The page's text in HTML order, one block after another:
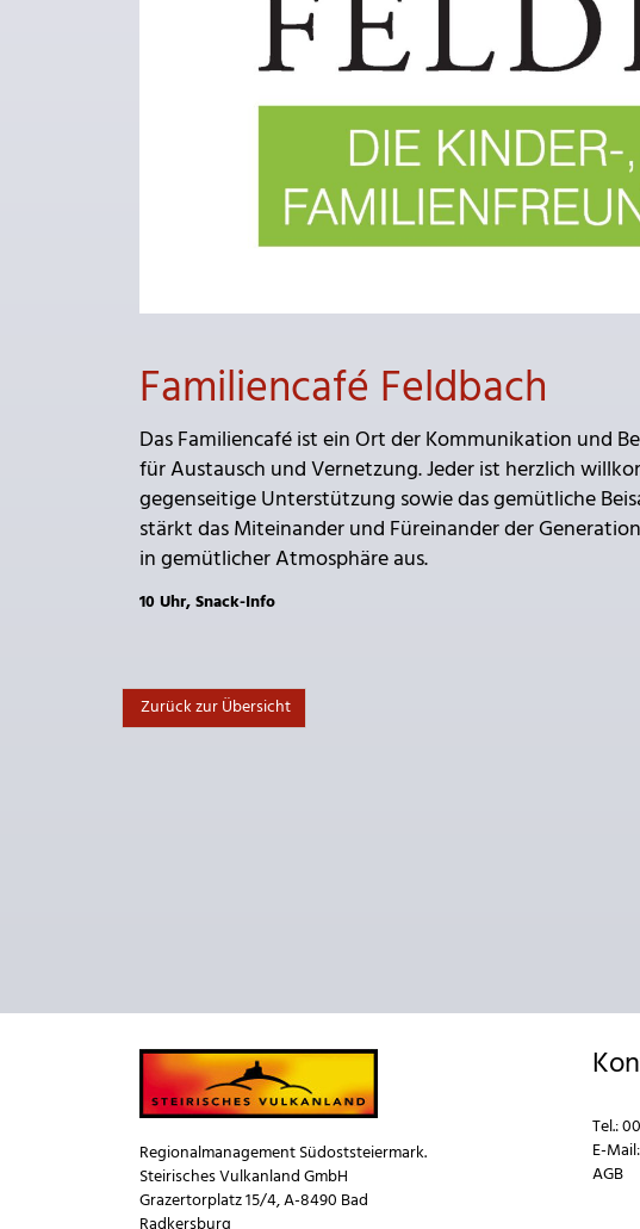
Familiencafé Feldbach
Das Familiencafé ist ein Ort der Kommunikation und
für Austausch und Vernetzung. Jeder ist herzlich
gegenseitige Unterstützung sowie das gemütliche
stärkt das Miteinander und Füreinander der
in gemütlicher Atmosphäre aus.
10 Uhr, Snack-Info
Zurück zur Übersicht
Regionalmanagement Südoststeiermark.
Steirisches Vulkanland GmbH
Grazertorplatz 15/4, A-8490 Bad
Tel.:
E-Mail:
AGB